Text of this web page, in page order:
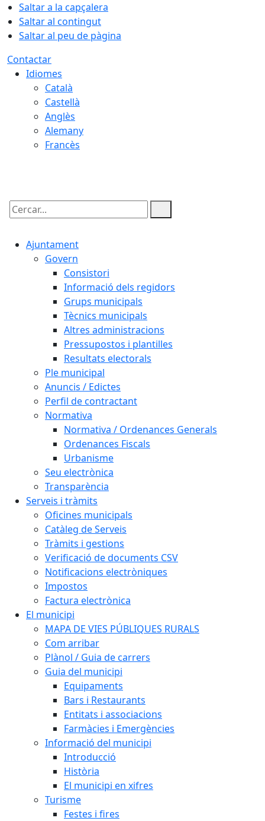
Saltar a la capçalera
Saltar al contingut
Saltar al peu de pàgina
Contactar
Idiomes
Català
Castellà
Anglès
Alemany
Francès
Cercar:
Ajuntament
Govern
Consistori
Informació dels regidors
Grups municipals
Tècnics municipals
Altres administracions
Pressupostos i plantilles
Resultats electorals
Ple municipal
Anuncis / Edictes
Perfil de contractant
Normativa
Normativa / Ordenances Generals
Ordenances Fiscals
Urbanisme
Seu electrònica
Transparència
Serveis i tràmits
Oficines municipals
Catàleg de Serveis
Tràmits i gestions
Verificació de documents CSV
Notificacions electròniques
Impostos
Factura electrònica
El municipi
MAPA DE VIES PÚBLIQUES RURALS
Com arribar
Plànol / Guia de carrers
Guia del municipi
Equipaments
Bars i Restaurants
Entitats i associacions
Farmàcies i Emergències
Informació del municipi
Introducció
Història
El municipi en xifres
Turisme
Festes i fires